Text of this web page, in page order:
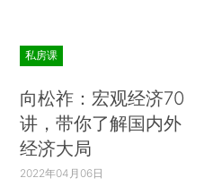
私房课
向松祚：宏观经济70
讲，带你了解国内外
经济大局
2022年04月06日